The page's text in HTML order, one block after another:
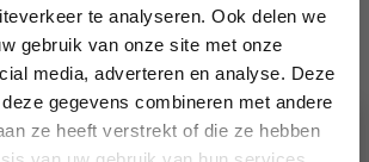
te analyseren. Ook delen we
gebruik van onze site met onze
media, adverteren en analyse. Deze
gegevens combineren met andere
ze heeft verstrekt of die ze hebben